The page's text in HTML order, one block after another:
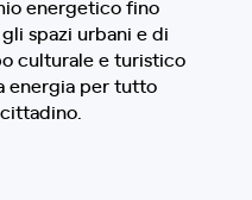
energetico fino
spazi urbani e di
culturale e turistico
energia per tutto